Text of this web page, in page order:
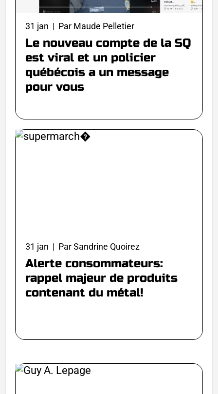
31 jan | Par Maude Pelletier
Le nouveau compte de la SQ
est viral et un policier
québécois a un message
pour vous
31 jan | Par Sandrine Quoirez
Alerte consommateurs:
rappel majeur de produits
contenant du métal!